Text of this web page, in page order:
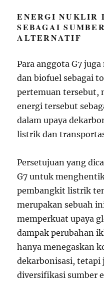
ENERGI NUKLIR
SEBAGAI
ALTERNATIF
Para anggota G7
dan biofuel sebagai
pertemuan tersebut,
energi tersebut
dalam upaya
listrik dan
Persetujuan yang
G7 untuk
pembangkit listrik
merupakan sebuah
memperkuat upaya
dampak perubahan
hanya menegaskan
dekarbonisasi,
diversifikasi sumber